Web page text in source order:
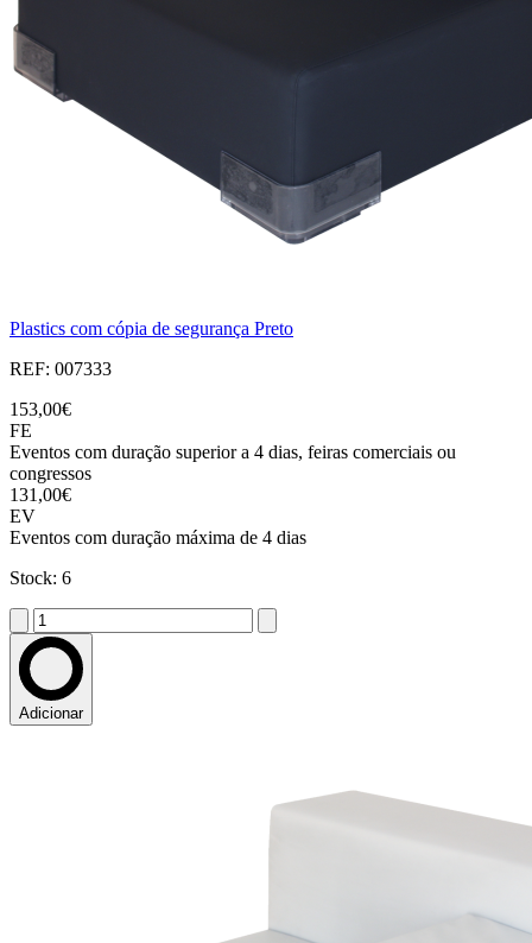
Plastics com cópia de segurança Preto
REF: 007333
153,00€
FE
Eventos com duração superior a 4 dias, feiras comerciais ou
congressos
131,00€
EV
Eventos com duração máxima de 4 dias
Stock: 6
Adicionar